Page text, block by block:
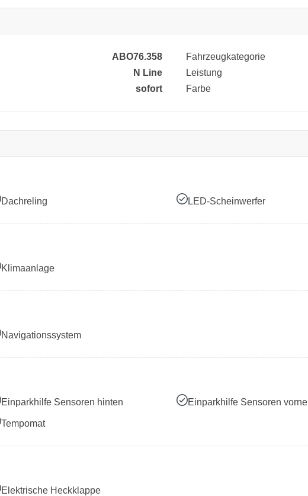
ABO76.358
N Line
sofort
Fahrzeugkategorie
Leistung
Farbe
Dachreling LED-Scheinwerfer
Klimaanlage
Navigationssystem
Einparkhilfe Sensoren hinten Einparkhilfe Sensoren vorne
Tempomat
Elektrische Heckklappe